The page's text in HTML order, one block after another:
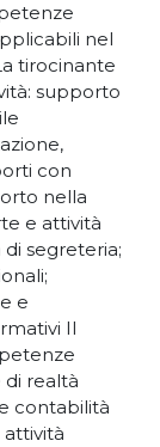
nel
tirocinante
supporto
con
nella
e attività
di segreteria;
e
Il
di realtà
contabilità
attività